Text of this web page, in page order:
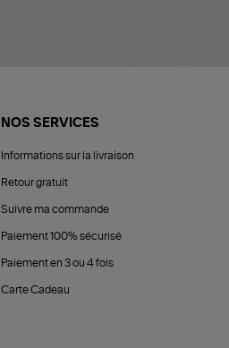
NOS SERVICES
Informations sur la livraison
Retour gratuit
Suivre ma commande
Paiement 100% sécurisé
Paiement en 3 ou 4 fois
Carte Cadeau